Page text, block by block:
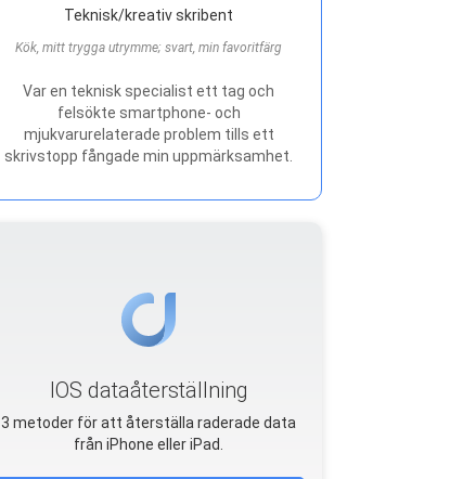
Teknisk/kreativ skribent
Kök, mitt trygga utrymme; svart, min favoritfärg
Var en teknisk specialist ett tag och
felsökte smartphone- och
mjukvarurelaterade problem tills ett
skrivstopp fångade min uppmärksamhet.
IOS dataåterställning
3 metoder för att återställa raderade data
från iPhone eller iPad.